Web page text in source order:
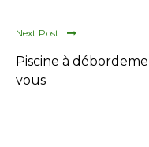
Next Post
Piscine à
vous